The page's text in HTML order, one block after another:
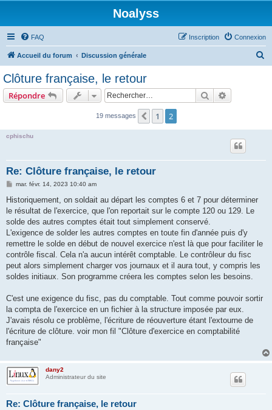
Noalyss
FAQ Connexion
Inscription
Accueil du forum Discussion générale
Clôture française, le retour
Répondre Rechercher
19 messages Précédent
1 2
cphischu
Re: Clôture française, le retour
M
s
a
g
mar. févr. 14, 2023 10:40 am
Historiquement, on soldait au départ les comptes 6 et 7 pour déterminer
le résultat de l'exercice, que l'on reportait sur le compte 120 ou 129. Le
solde des autres comptes était tout simplement conservé.
L'exigence de solder les autres comptes en toute fin d'année puis d'y
remettre le solde en début de nouvel exercice n'est là que pour faciliter le
contrôle fiscal. Cela n'a aucun intérêt comptable. Le contrôleur du fisc
peut alors simplement charger vos journaux et il aura tout, y compris les
soldes initiaux. Son programme créera les comptes selon les besoins.
C'est une exigence du fisc, pas du comptable. Tout comme pouvoir sortir
la compta de l'exercice en un fichier à la structure imposée par eux.
J'avais résolu ce problème, l'écriture de réouverture étant l'extourne de
l'écriture de clôture. voir mon fil "Clôture d'exercice en comptabilité
française"
dany2
Administrateur du site
Re: Clôture française, le retour